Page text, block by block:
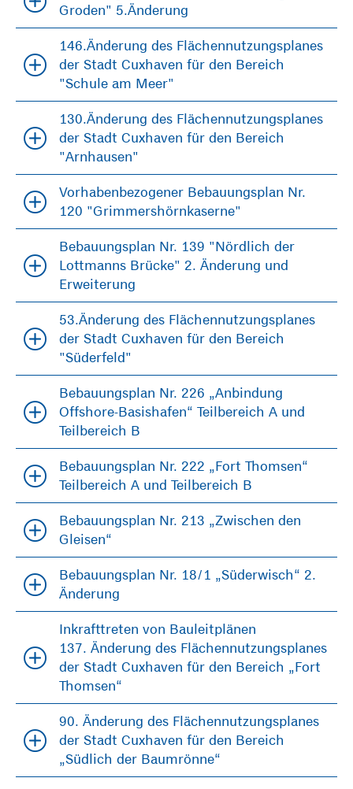
Groden" 5.Änderung
146.Änderung des Flächennutzungsplanes
der Stadt Cuxhaven für den Bereich
"Schule am Meer"
130.Änderung des Flächennutzungsplanes
der Stadt Cuxhaven für den Bereich
"Arnhausen"
Vorhabenbezogener Bebauungsplan Nr.
120 "Grimmershörnkaserne"
Bebauungsplan Nr. 139 "Nördlich der
Lottmanns Brücke" 2. Änderung und
Erweiterung
53.Änderung des Flächennutzungsplanes
der Stadt Cuxhaven für den Bereich
"Süderfeld"
Bebauungsplan Nr. 226 „Anbindung
Offshore-Basishafen“ Teilbereich A und
Teilbereich B
Bebauungsplan Nr. 222 „Fort Thomsen“
Teilbereich A und Teilbereich B
Bebauungsplan Nr. 213 „Zwischen den
Gleisen“
Bebauungsplan Nr. 18/1 „Süderwisch“ 2.
Änderung
Inkrafttreten von Bauleitplänen
137. Änderung des Flächennutzungsplanes
der Stadt Cuxhaven für den Bereich „Fort
Thomsen“
90. Änderung des Flächennutzungsplanes
der Stadt Cuxhaven für den Bereich
„Südlich der Baumrönne“